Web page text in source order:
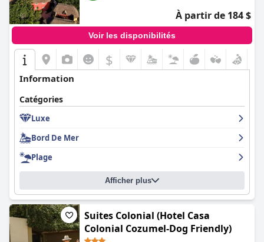
À partir de 184 $
Voir les disponibilités
$
Information
Catégories
Luxe
Bord De Mer
Plage
Afficher plus
Suites Colonial (Hotel Casa
Colonial Cozumel-Dog Friendly)